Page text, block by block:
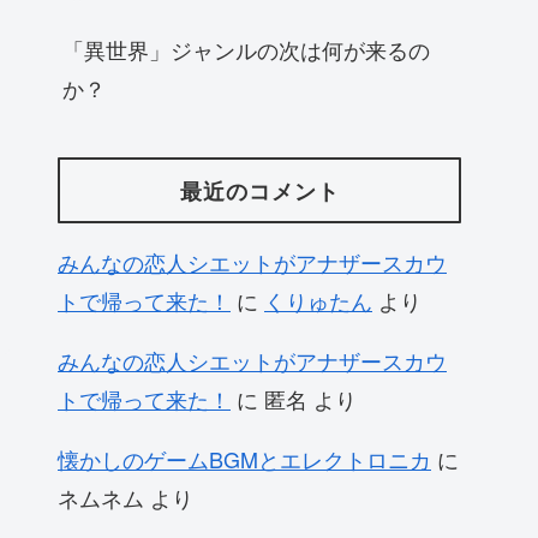
「異世界」ジャンルの次は何が来るの
か？
最近のコメント
みんなの恋人シエットがアナザースカウ
トで帰って来た！ に くりゅたん より
みんなの恋人シエットがアナザースカウ
トで帰って来た！ に 匿名 より
懐かしのゲームBGMとエレクトロニカ に
ネムネム より